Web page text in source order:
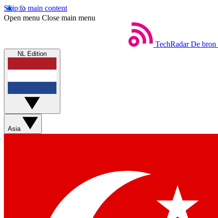
Skip to main content
Open menu Close main menu
TechRadar De bron
NL Edition
Asia